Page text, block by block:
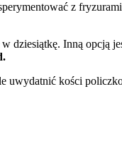
z
dziesiątkę. Inną opcją
uwydatnić kości